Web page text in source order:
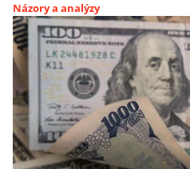
Názory a analýzy